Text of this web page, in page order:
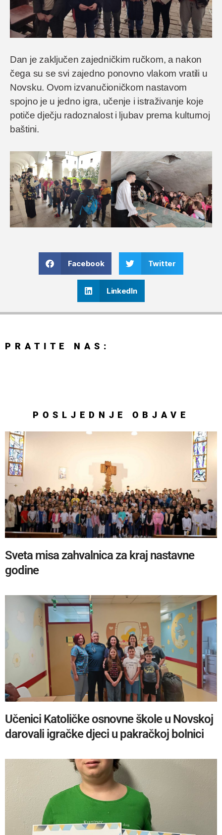
Dan je zaključen zajedničkim ručkom, a nakon
čega su se svi zajedno ponovno vlakom vratili u
Novsku. Ovom izvanučioničkom nastavom
spojno je u jedno igra, učenje i istraživanje koje
potiče dječju radoznalost i ljubav prema kulturnoj
baštini.
Facebook Twitter
LinkedIn
PRATITE NAS:
POSLJEDNJE OBJAVE
Sveta misa zahvalnica za kraj nastavne
godine
Učenici Katoličke osnovne škole u Novskoj
darovali igračke djeci u pakračkoj bolnici